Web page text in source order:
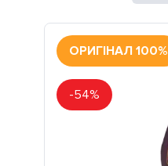
ОРИГІНАЛ 100%
-54%